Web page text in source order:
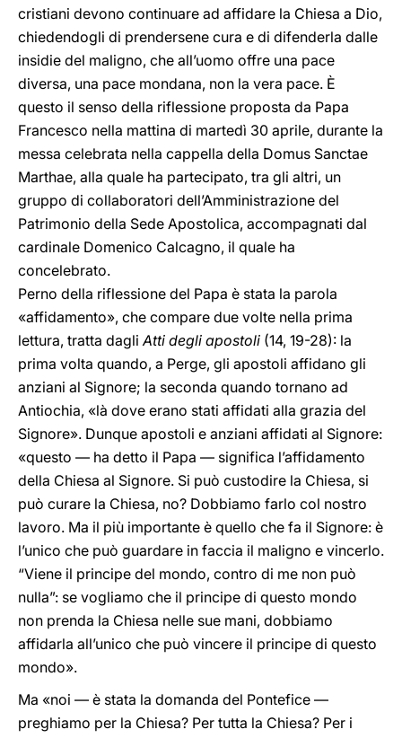
cristiani devono continuare ad affidare la Chiesa a Dio,
chiedendogli di prendersene cura e di difenderla dalle
insidie del maligno, che all’uomo offre una pace
diversa, una pace mondana, non la vera pace. È
questo il senso della riflessione proposta da Papa
Francesco nella mattina di martedì 30 aprile, durante la
messa celebrata nella cappella della Domus Sanctae
Marthae, alla quale ha partecipato, tra gli altri, un
gruppo di collaboratori dell’Amministrazione del
Patrimonio della Sede Apostolica, accompagnati dal
cardinale Domenico Calcagno, il quale ha
concelebrato.
Perno della riflessione del Papa è stata la parola
«affidamento», che compare due volte nella prima
lettura, tratta dagliAtti degli apostoli (14, 19-28): la
prima volta quando, a Perge, gli apostoli affidano gli
anziani al Signore; la seconda quando tornano ad
Antiochia, «là dove erano stati affidati alla grazia del
Signore». Dunque apostoli e anziani affidati al Signore:
«questo — ha detto il Papa — significa l’affidamento
della Chiesa al Signore. Si può custodire la Chiesa, si
può curare la Chiesa, no? Dobbiamo farlo col nostro
lavoro. Ma il più importante è quello che fa il Signore: è
l’unico che può guardare in faccia il maligno e vincerlo.
“Viene il principe del mondo, contro di me non può
nulla”: se vogliamo che il principe di questo mondo
non prenda la Chiesa nelle sue mani, dobbiamo
affidarla all’unico che può vincere il principe di questo
mondo».
Ma «noi — è stata la domanda del Pontefice —
preghiamo per la Chiesa? Per tutta la Chiesa? Per i